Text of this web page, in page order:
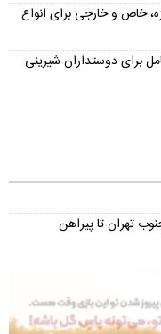
۳۰۰ اسم زیبا، بامزه، خاص و خارجی برای انواع
برای دوستداران شیرینی
تهران تا پیراهن